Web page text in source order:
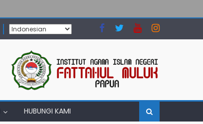
HUBUNGI KAMI